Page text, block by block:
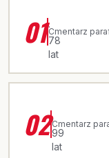
01·
78
lat
Cmentarz
02·
99
lat
Cmentarz